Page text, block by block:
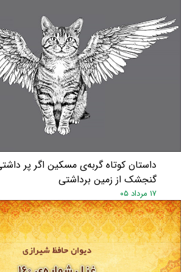
داستان کوتاه گربه‌ی مسکین اگر پر
گنجشک از زمین برداشتی
۱۷ مرداد ۰۵